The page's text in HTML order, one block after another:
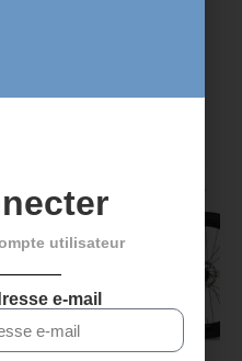
de produits
utilisateur
e-mail